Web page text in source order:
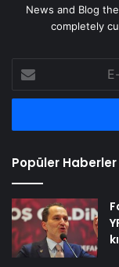
News and Blog
completely
posta
adresinizi
Popüler Haberler